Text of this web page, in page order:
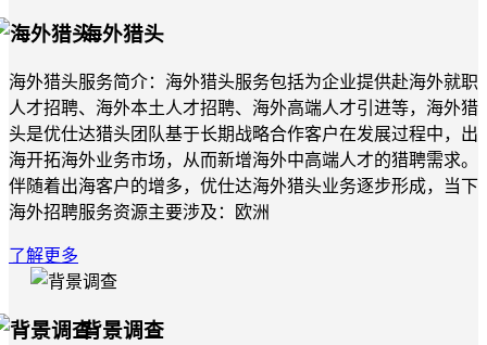
海外猎头
海外猎头服务简介：海外猎头服务包括为企业提供赴海外就职
人才招聘、海外本土人才招聘、海外高端人才引进等，海外猎
头是优仕达猎头团队基于长期战略合作客户在发展过程中，出
海开拓海外业务市场，从而新增海外中高端人才的猎聘需求。
伴随着出海客户的增多，优仕达海外猎头业务逐步形成，当下
海外招聘服务资源主要涉及：欧洲
了解更多
背景调查